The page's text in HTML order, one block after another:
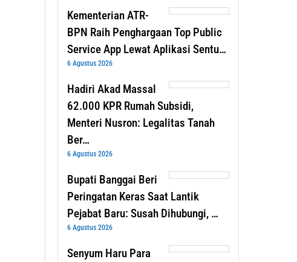
Kementerian ATR-
BPN Raih Penghargaan Top Public
Service App Lewat Aplikasi Sentu…
6 Agustus 2026
Hadiri Akad Massal
62.000 KPR Rumah Subsidi,
Menteri Nusron: Legalitas Tanah
Ber…
6 Agustus 2026
Bupati Banggai Beri
Peringatan Keras Saat Lantik
Pejabat Baru: Susah Dihubungi, …
6 Agustus 2026
Senyum Haru Para